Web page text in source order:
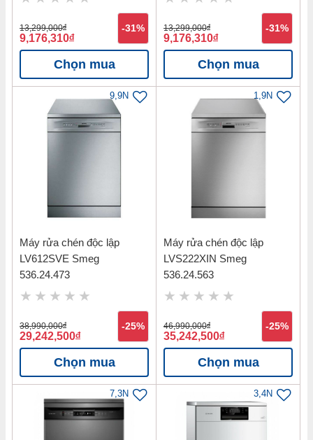
Cam kết hàng chính hãng, đảm bảo 100% về chất lượng.
Giao hàng tận nơi, nhanh chóng, tiện lợi.
Gọi ngay0813 00 88 39để được hỗ trợ
tư vấn.
13,299,000đ
9,176,310đ
-31%
Chọn mua
13,299,000đ
9,176,310đ
-31%
Chọn mua
9,9N
Máy rửa chén độc lập
LV612SVE Smeg
536.24.473
38,990,000đ
29,242,500đ
-25%
Chọn mua
1,9N
Máy rửa chén độc lập
LVS222XIN Smeg
536.24.563
46,990,000đ
35,242,500đ
-25%
Chọn mua
7,3N 3,4N